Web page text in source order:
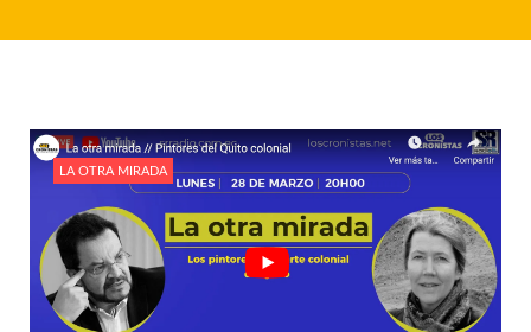
LA OTRA MIRADA